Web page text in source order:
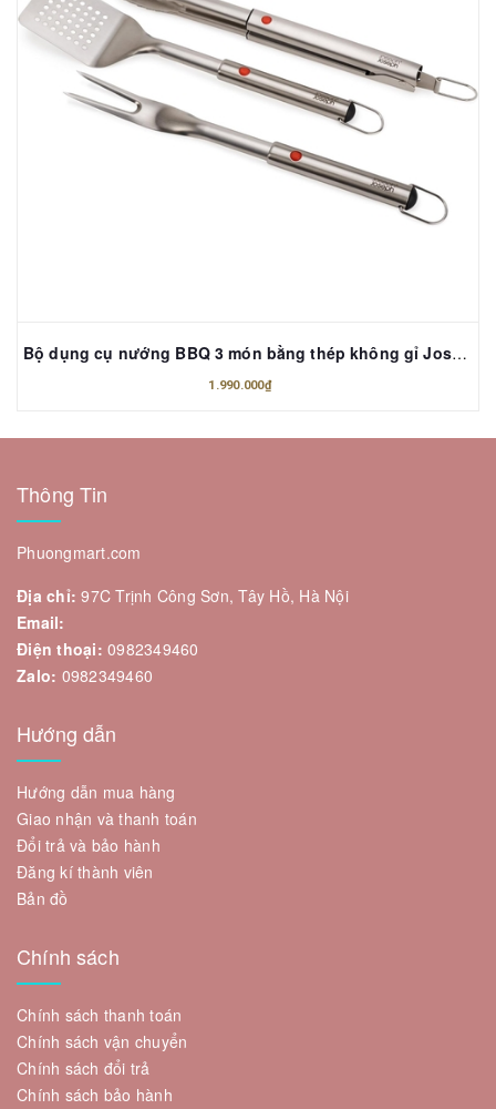
Bộ dụng cụ nướng BBQ 3 món bằng thép không gỉ Joseph Joseph 2000004 GrillOut
1.990.000₫
Thông Tin
Phuongmart.com
Địa chỉ: 97C Trịnh Công Sơn, Tây Hồ, Hà Nội
Email:
Điện thoại: 0982349460
Zalo: 0982349460
Hướng dẫn
Hướng dẫn mua hàng
Giao nhận và thanh toán
Đổi trả và bảo hành
Đăng kí thành viên
Bản đồ
Chính sách
Chính sách thanh toán
Chính sách vận chuyển
Chính sách đổi trả
Chính sách bảo hành